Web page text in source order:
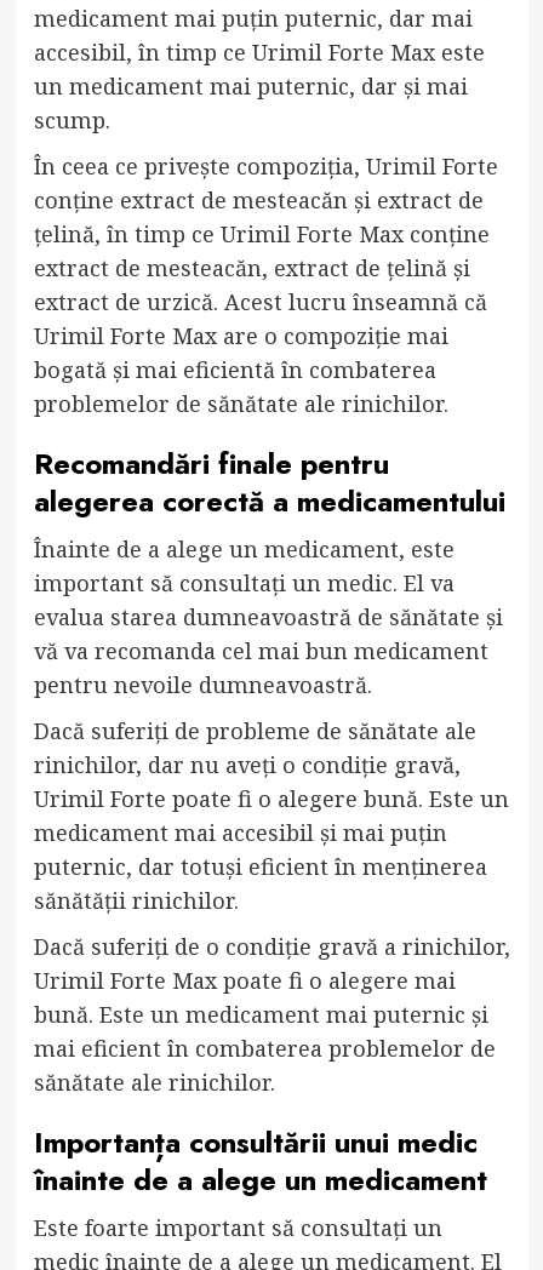
medicament mai puțin puternic, dar mai
accesibil, în timp ce Urimil Forte Max este
un medicament mai puternic, dar și mai
scump.
În ceea ce privește compoziția, Urimil Forte
conține extract de mesteacăn și extract de
țelină, în timp ce Urimil Forte Max conține
extract de mesteacăn, extract de țelină și
extract de urzică. Acest lucru înseamnă că
Urimil Forte Max are o compoziție mai
bogată și mai eficientă în combaterea
problemelor de sănătate ale rinichilor.
Recomandări finale pentru
alegerea corectă a medicamentului
Înainte de a alege un medicament, este
important să consultați un medic. El va
evalua starea dumneavoastră de sănătate și
vă va recomanda cel mai bun medicament
pentru nevoile dumneavoastră.
Dacă suferiți de probleme de sănătate ale
rinichilor, dar nu aveți o condiție gravă,
Urimil Forte poate fi o alegere bună. Este un
medicament mai accesibil și mai puțin
puternic, dar totuși eficient în menținerea
sănătății rinichilor.
Dacă suferiți de o condiție gravă a rinichilor,
Urimil Forte Max poate fi o alegere mai
bună. Este un medicament mai puternic și
mai eficient în combaterea problemelor de
sănătate ale rinichilor.
Importanța consultării unui medic
înainte de a alege un medicament
Este foarte important să consultați un
medic înainte de a alege un medicament. El